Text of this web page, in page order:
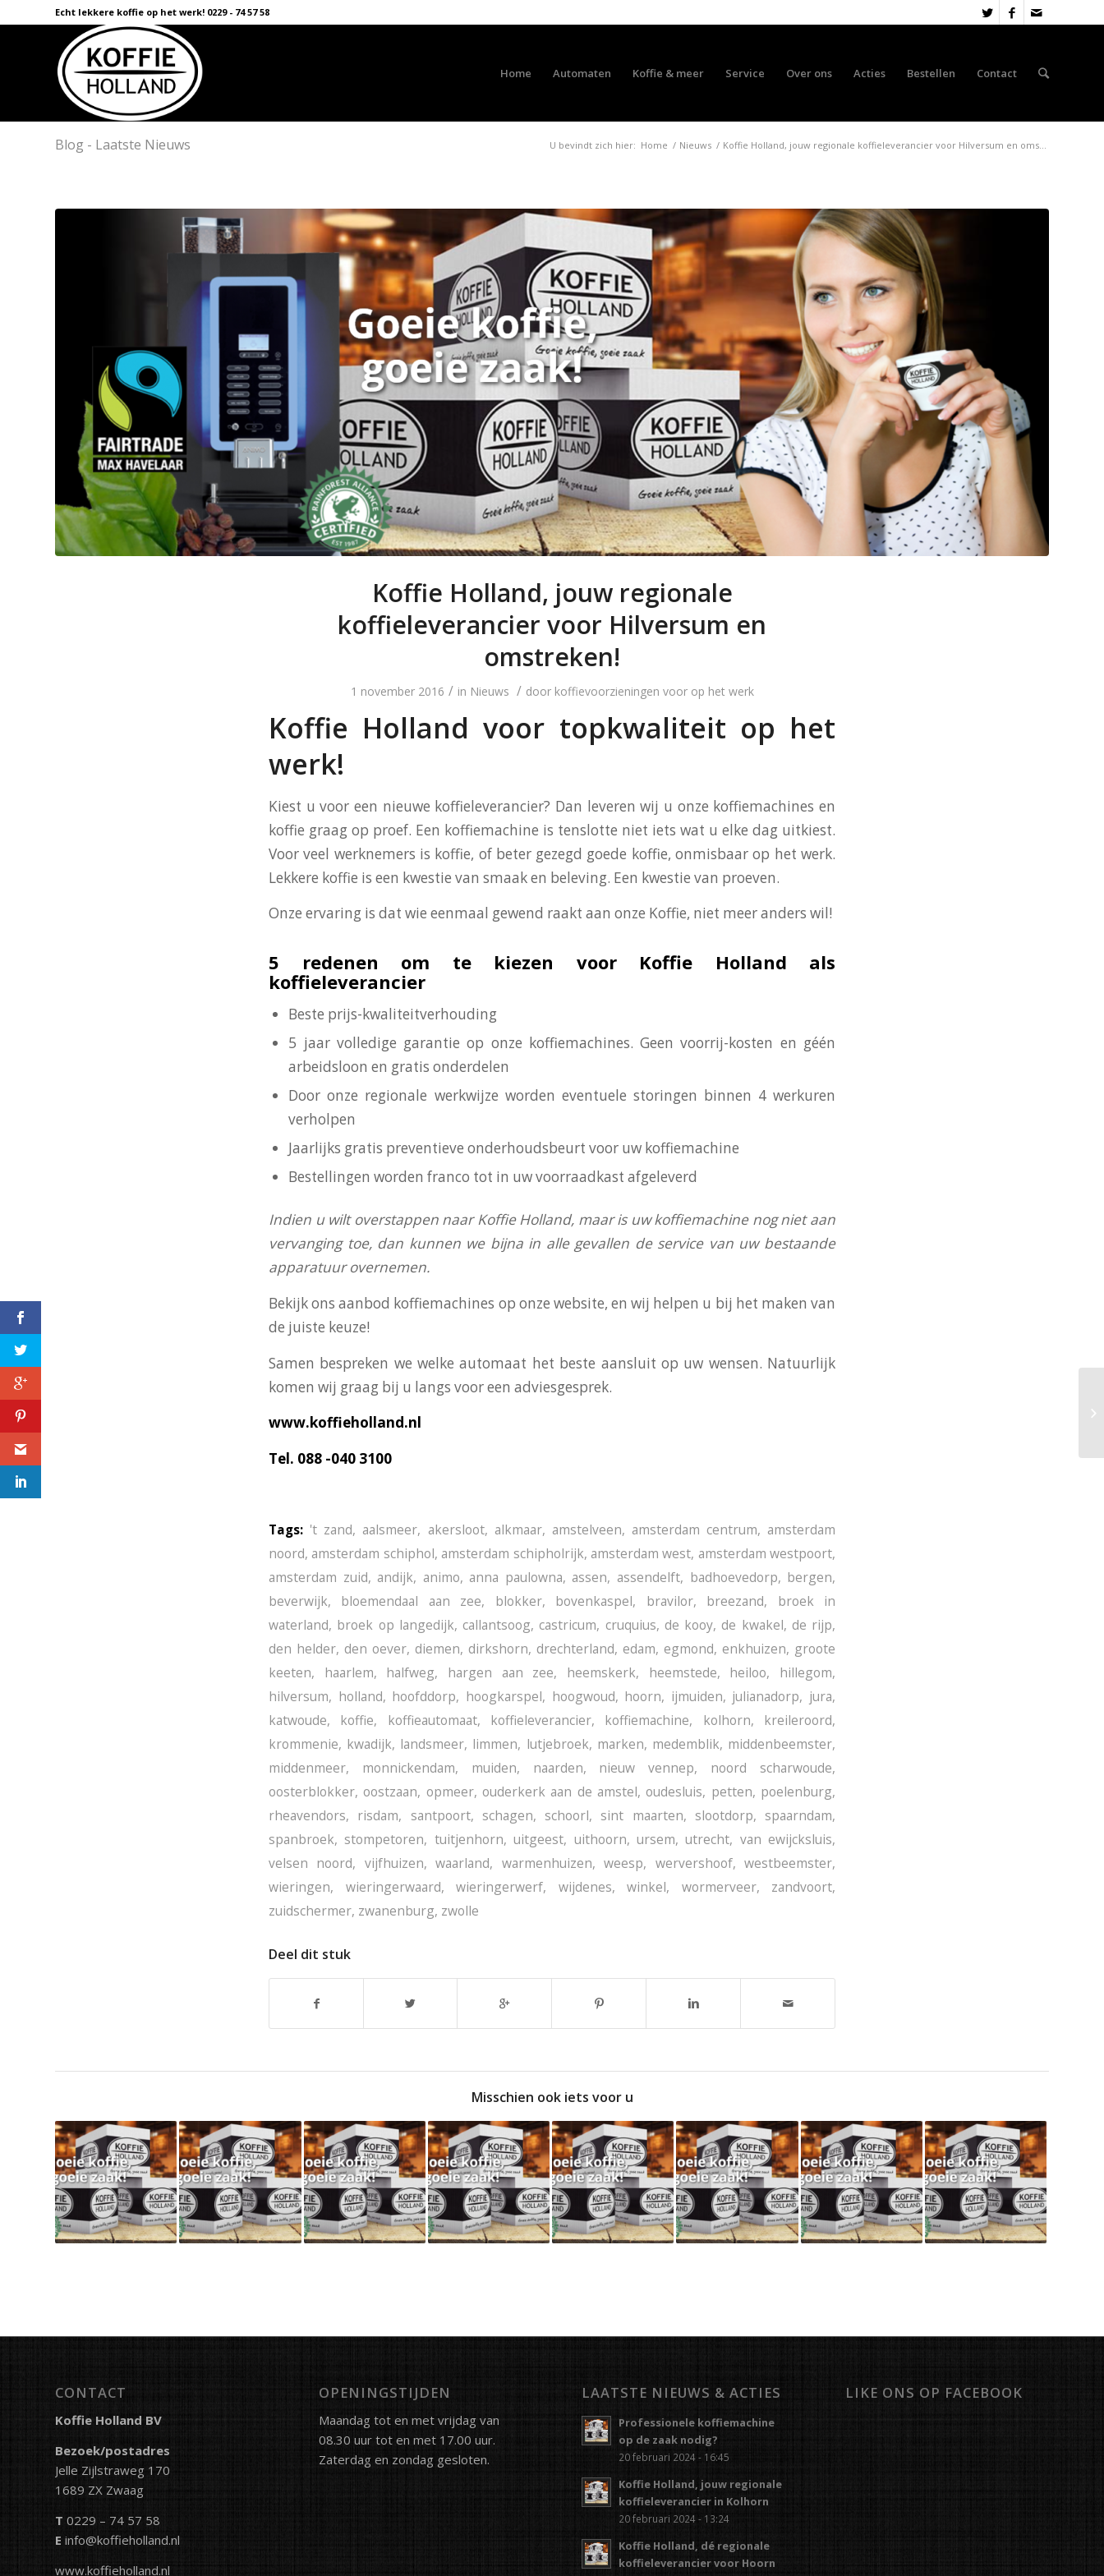
Echt lekkere koffie op het werk! 0229 - 74 57 58
Home Automaten Koffie & meer Service Over ons Acties Bestellen Contact
Blog - Laatste Nieuws U bevindt zich hier: Home / Nieuws / Koffie Holland, jouw regionale koffieleverancier voor Hilversum en oms...
Koffie Holland, jouw regionale
koffieleverancier voor Hilversum en
omstreken!
1 november 2016 / in Nieuws / door koffievoorzieningen voor op het werk
Koffie Holland voor topkwaliteit op het
werk!
Kiest u voor een nieuwe koffieleverancier? Dan leveren wij u onze koffiemachines en
koffie graag op proef. Een koffiemachine is tenslotte niet iets wat u elke dag uitkiest.
Voor veel werknemers is koffie, of beter gezegd goede koffie, onmisbaar op het werk.
Lekkere koffie is een kwestie van smaak en beleving. Een kwestie van proeven.
Onze ervaring is dat wie eenmaal gewend raakt aan onze Koffie, niet meer anders wil!
5 redenen om te kiezen voor Koffie Holland als
koffieleverancier
Beste prijs-kwaliteitverhouding
5 jaar volledige garantie op onze koffiemachines. Geen voorrij-kosten en géén
arbeidsloon en gratis onderdelen
Door onze regionale werkwijze worden eventuele storingen binnen 4 werkuren
verholpen
Jaarlijks gratis preventieve onderhoudsbeurt voor uw koffiemachine
Bestellingen worden franco tot in uw voorraadkast afgeleverd
Indien u wilt overstappen naar Koffie Holland, maar is uw koffiemachine nog niet aan
vervanging toe, dan kunnen we bijna in alle gevallen de service van uw bestaande
apparatuur overnemen.
Bekijk ons aanbod koffiemachines op onze website, en wij helpen u bij het maken van
de juiste keuze!
Samen bespreken we welke automaat het beste aansluit op uw wensen. Natuurlijk
komen wij graag bij u langs voor een adviesgesprek.
www.koffieholland.nl
Tel. 088 -040 3100
Tags: 't zand, aalsmeer, akersloot, alkmaar, amstelveen, amsterdam centrum, amsterdam
noord, amsterdam schiphol, amsterdam schipholrijk, amsterdam west, amsterdam westpoort,
amsterdam zuid, andijk, animo, anna paulowna, assen, assendelft, badhoevedorp, bergen,
beverwijk, bloemendaal aan zee, blokker, bovenkaspel, bravilor, breezand, broek in
waterland, broek op langedijk, callantsoog, castricum, cruquius, de kooy,de kwakel, de rijp,
den helder, den oever, diemen, dirkshorn, drechterland, edam, egmond, enkhuizen, groote
keeten, haarlem, halfweg, hargen aan zee, heemskerk, heemstede, heiloo, hillegom,
hilversum, holland, hoofddorp, hoogkarspel, hoogwoud, hoorn, ijmuiden, julianadorp, jura,
katwoude, koffie, koffieautomaat, koffieleverancier, koffiemachine, kolhorn, kreileroord,
krommenie, kwadijk, landsmeer, limmen, lutjebroek, marken, medemblik, middenbeemster,
middenmeer, monnickendam, muiden, naarden, nieuw vennep, noord scharwoude,
oosterblokker,oostzaan, opmeer,ouderkerk aan de amstel,oudesluis, petten, poelenburg,
rheavendors, risdam, santpoort, schagen, schoorl, sint maarten, slootdorp, spaarndam,
spanbroek, stompetoren, tuitjenhorn,uitgeest, uithoorn, ursem,utrecht, van ewijcksluis,
velsen noord, vijfhuizen,waarland, warmenhuizen,weesp, wervershoof,westbeemster,
wieringen, wieringerwaard, wieringerwerf, wijdenes, winkel, wormerveer, zandvoort,
zuidschermer, zwanenburg, zwolle
Deel dit stuk
Misschien ook iets voor u
CONTACT
Koffie Holland BV
Bezoek/postadres
Jelle Zijlstraweg 170
1689 ZX Zwaag
T 0229 – 74 57 58
E info@koffieholland.nl
www.koffieholland.nl
OPENINGSTIJDEN
Maandag tot en met vrijdag van
08.30 uur tot en met 17.00 uur.
Zaterdag en zondag gesloten.
LAATSTE NIEUWS & ACTIES
Professionele koffiemachine
op de zaak nodig?
20 februari 2024 - 16:45
Koffie Holland, jouw regionale
koffieleverancier in Kolhorn
20 februari 2024 - 13:24
Koffie Holland, dé regionale
koffieleverancier voor Hoorn
LIKE ONS OP FACEBOOK